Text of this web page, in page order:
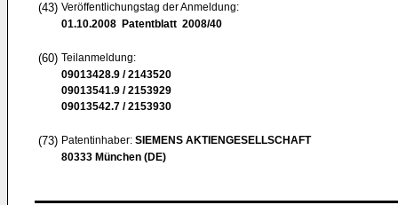
(43) Veröffentlichungstag der Anmeldung:
01.10.2008 Patentblatt 2008/40
(60) Teilanmeldung:
09013428.9 / 2143520
09013541.9 / 2153929
09013542.7 / 2153930
(73) Patentinhaber: SIEMENS AKTIENGESELLSCHAFT
80333 München (DE)